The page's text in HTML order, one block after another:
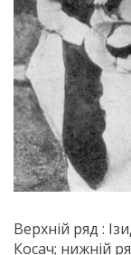
Верхній ряд :
Косач; нижній